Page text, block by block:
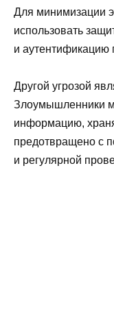
Для минимизации
использовать
и аутентификацию
Другой угрозой
Злоумышленники
информацию,
предотвращено с
и регулярной